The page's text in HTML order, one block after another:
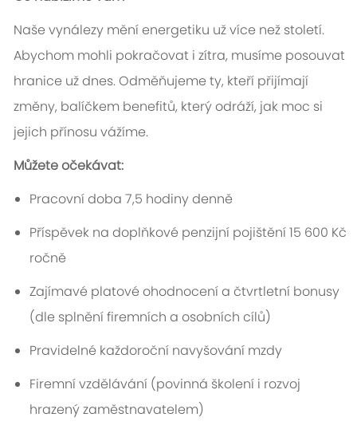
Naše vynálezy mění energetiku už více než století.
Abychom mohli pokračovat i zítra, musíme posouvat
hranice už dnes. Odměňujeme ty, kteří přijímají
změny, balíčkem benefitů, který odráží, jak moc si
jejich přínosu vážíme.
Můžete očekávat:
Pracovní doba 7,5 hodiny denně
Příspěvek na doplňkové penzijní pojištění 15 600 Kč
ročně
Zajímavé platové ohodnocení a čtvrtletní bonusy
(dle splnění firemních a osobních cílů)
Pravidelné každoroční navyšování mzdy
Firemní vzdělávání (povinná školení i rozvoj
hrazený zaměstnavatelem)